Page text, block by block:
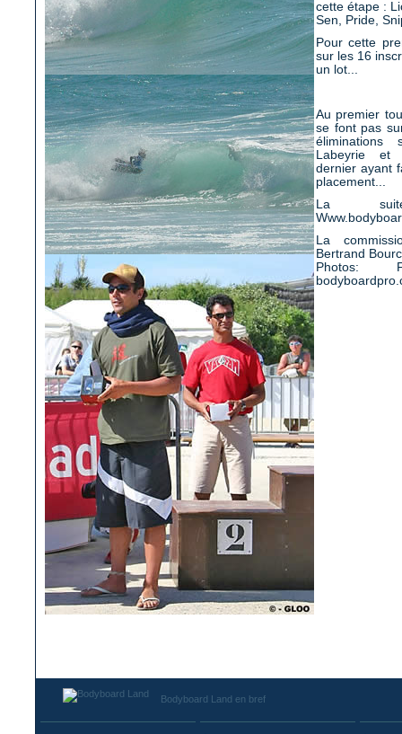
cette étape :
Sen, Pride,
Pour cette
sur les 16
un lot...
Au premier
se font pas
éliminations
Labeyrie et
dernier ayant
placement...
La
La
Bertrand
Bodyboard Land en bref